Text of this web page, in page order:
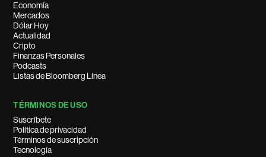
Economía
Mercados
Dólar Hoy
Actualidad
Cripto
Finanzas Personales
Podcasts
Listas de Bloomberg Línea
TÉRMINOS DE USO
Suscríbete
Política de privacidad
Términos de suscripción
Tecnología